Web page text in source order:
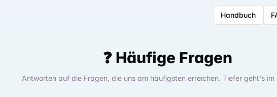
Handbuch
❓ Häufige Fragen
Antworten auf die Fragen, die uns am häufigsten erreichen. Tiefer geht's im